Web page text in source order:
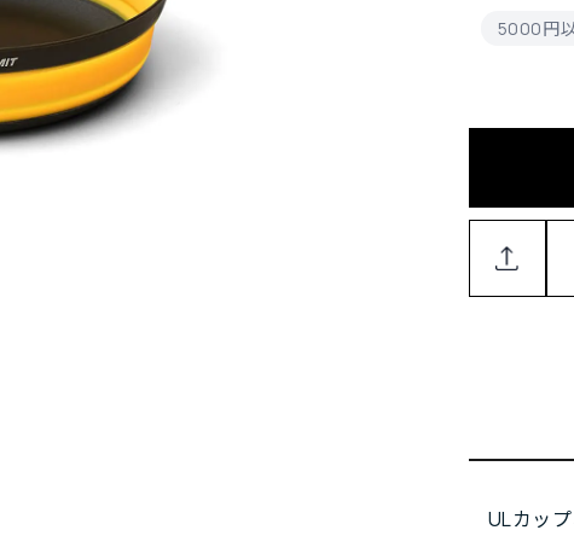
5000円
ULカッ